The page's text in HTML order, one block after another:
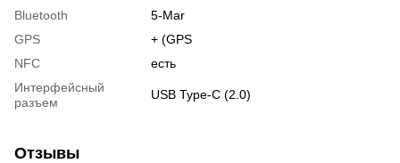
Bluetooth
5-Mar
GPS
+ (GPS
NFC
есть
Интерфейсный
разъем
USB Type-C (2.0)
Отзывы